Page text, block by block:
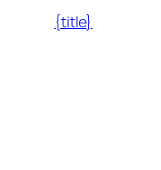
p
{title}